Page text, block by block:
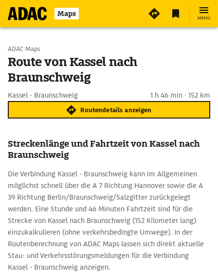
Maps MENÜ
Start wählen
Ziel eingeben
ADAC Maps
Route von Kassel nach
Braunschweig
Kassel - Braunschweig 1 h 46 min · 152 km
Routendetails anzeigen
Streckenlänge und Fahrtzeit von Kassel nach
Braunschweig
Die Verbindung Kassel - Braunschweig kann im Allgemeinen
möglichst schnell über die A 7 Richtung Hannover sowie die A
39 Richtung Berlin/Braunschweig/Salzgitter zurückgelegt
werden. Eine Stunde und 46 Minuten Fahrtzeit sind für die
Strecke von Kassel nach Braunschweig (152 Kilometer lang)
einzukalkulieren (ohne verkehrsbedingte Umwege). In der
Routenberechnung von ADAC Maps lassen sich direkt aktuelle
Stau- und Verkehrsstörungsmeldungen für die Verbindung
Kassel - Braunschweig anzeigen.